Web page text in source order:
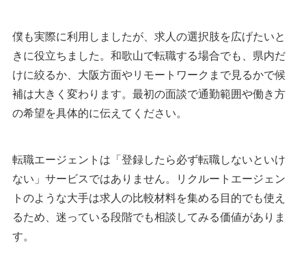
僕も実際に利用しましたが、求人の選択肢を広げたいと
きに役立ちました。和歌山で転職する場合でも、県内だ
けに絞るか、大阪方面やリモートワークまで見るかで候
補は大きく変わります。最初の面談で通勤範囲や働き方
の希望を具体的に伝えてください。
転職エージェントは「登録したら必ず転職しないといけ
ない」サービスではありません。リクルートエージェン
トのような大手は求人の比較材料を集める目的でも使え
るため、迷っている段階でも相談してみる価値がありま
す。